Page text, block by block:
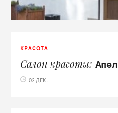
КРАСОТА
Салон красоты
02 ДЕК.